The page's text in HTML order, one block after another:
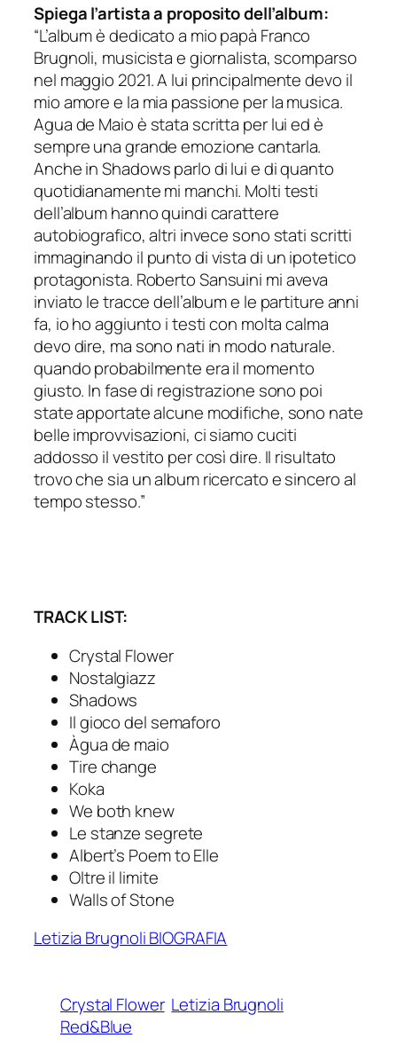
Spiega l’artista a proposito dell’album:
“L’album è dedicato a mio papà Franco
Brugnoli, musicista e giornalista, scomparso
nel maggio 2021. A lui principalmente devo il
mio amore e la mia passione per la musica.
Agua de Maio è stata scritta per lui ed è
sempre una grande emozione cantarla.
Anche in Shadows parlo di lui e di quanto
quotidianamente mi manchi. Molti testi
dell’album hanno quindi carattere
autobiografico, altri invece sono stati scritti
immaginando il punto di vista di un ipotetico
protagonista. Roberto Sansuini mi aveva
inviato le tracce dell’album e le partiture anni
fa, io ho aggiunto i testi con molta calma
devo dire, ma sono nati in modo naturale.
quando probabilmente era il momento
giusto. In fase di registrazione sono poi
state apportate alcune modifiche, sono nate
belle improvvisazioni, ci siamo cuciti
addosso il vestito per così dire. Il risultato
trovo che sia un album ricercato e sincero al
tempo stesso.”
TRACK LIST:
Crystal Flower
Nostalgiazz
Shadows
Il gioco del semaforo
Àgua de maio
Tire change
Koka
We both knew
Le stanze segrete
Albert’s Poem to Elle
Oltre il limite
Walls of Stone
Letizia Brugnoli BIOGRAFIA
Crystal Flower Letizia Brugnoli
Red&Blue